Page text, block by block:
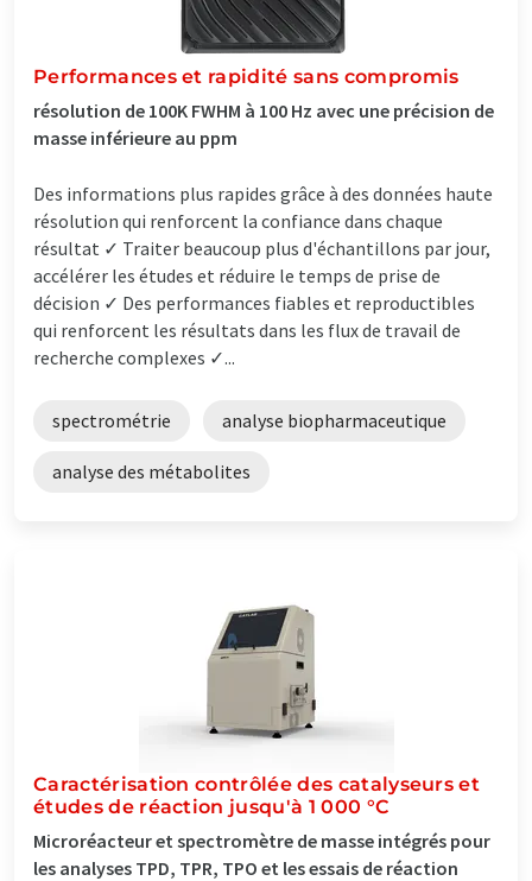
Performances et rapidité sans compromis
résolution de 100K FWHM à 100 Hz avec une précision de
masse inférieure au ppm
Des informations plus rapides grâce à des données haute
résolution qui renforcent la confiance dans chaque
résultat ✓ Traiter beaucoup plus d'échantillons par jour,
accélérer les études et réduire le temps de prise de
décision ✓ Des performances fiables et reproductibles
qui renforcent les résultats dans les flux de travail de
recherche complexes ✓...
spectrométrie analyse biopharmaceutique
analyse des métabolites
Caractérisation contrôlée des catalyseurs et
études de réaction jusqu'à 1 000 °C
Microréacteur et spectromètre de masse intégrés pour
les analyses TPD, TPR, TPO et les essais de réaction